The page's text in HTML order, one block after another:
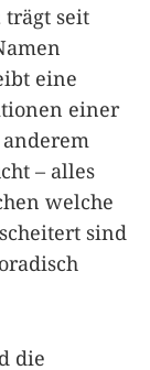
trägt seit
eine
einer
– alles
welche
sind
die